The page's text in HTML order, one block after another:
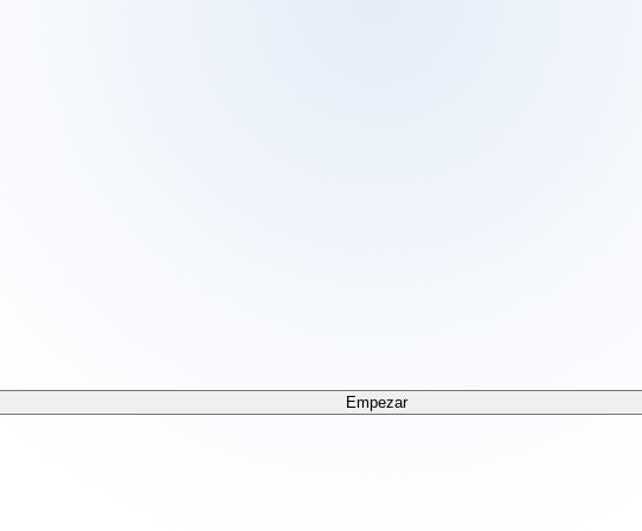
site is at /docs/llms.txt. For a markdown version of any page,
Empezar